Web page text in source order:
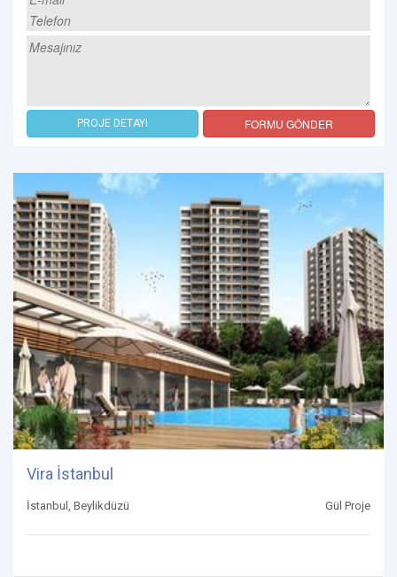
PROJE DETAYI FORMU GÖNDER
Vira İstanbul
İstanbul, Beylikdüzü Gül Proje